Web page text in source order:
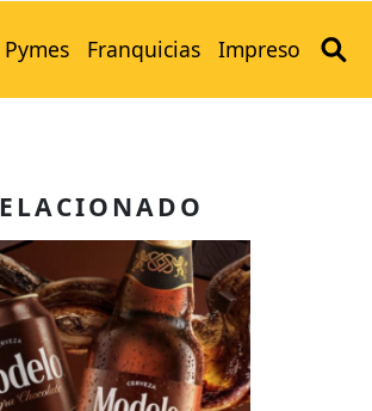
Pymes Franquicias Impreso